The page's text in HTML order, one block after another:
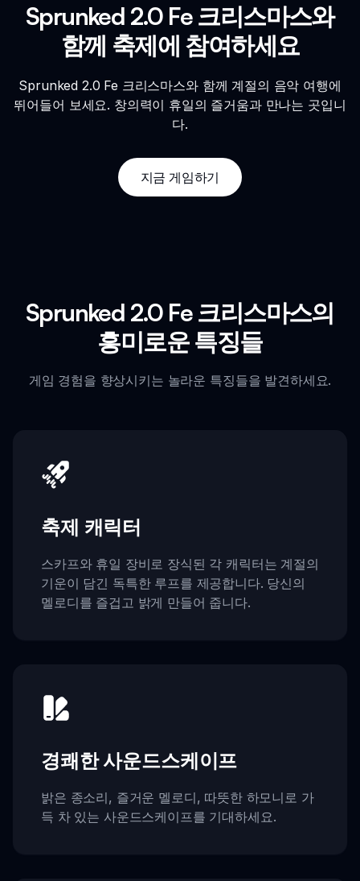
Sprunked 2.0 Fe 크리스마스와
함께 축제에 참여하세요
Sprunked 2.0 Fe 크리스마스와 함께 계절의 음악 여행에
뛰어들어 보세요. 창의력이 휴일의 즐거움과 만나는 곳입니
다.
지금 게임하기
Sprunked 2.0 Fe 크리스마스의
흥미로운 특징들
게임 경험을 향상시키는 놀라운 특징들을 발견하세요.
축제 캐릭터
스카프와 휴일 장비로 장식된 각 캐릭터는 계절의
기운이 담긴 독특한 루프를 제공합니다. 당신의
멜로디를 즐겁고 밝게 만들어 줍니다.
경쾌한 사운드스케이프
밝은 종소리, 즐거운 멜로디, 따뜻한 하모니로 가
득 차 있는 사운드스케이프를 기대하세요.